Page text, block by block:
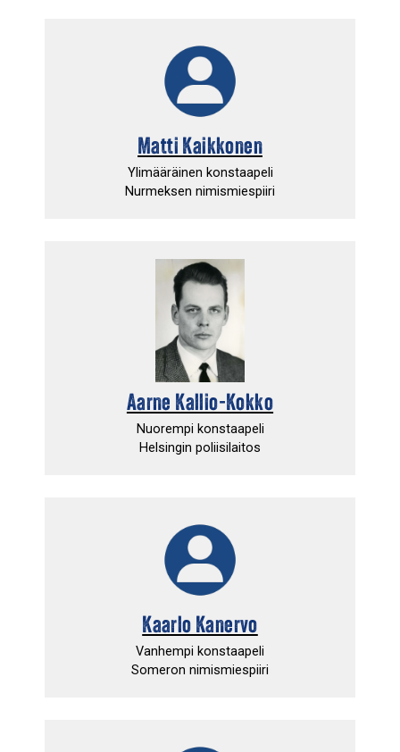
Matti Kaikkonen
Ylimääräinen konstaapeli
Nurmeksen nimismiespiiri
Aarne Kallio-Kokko
Nuorempi konstaapeli
Helsingin poliisilaitos
Kaarlo Kanervo
Vanhempi konstaapeli
Someron nimismiespiiri